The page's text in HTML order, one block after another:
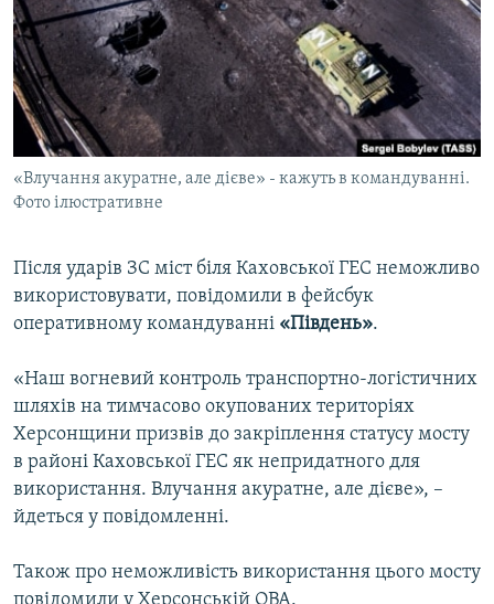
ДЕПОРТАЦІЯ
ВІДЕОУРОКИ «ELIFBE»
СВІДЧЕННЯ ОКУПАЦІЇ
УКРАЇНСЬКА ПРОБЛЕМА КРИМУ
ІНФОГРАФІКА
ЯК ОБІЙТИ БЛОКУВАННЯ
Русский
Qırımtatar
ДОЛУЧАЙСЯ!
Усі сайти RFE/RL
«Влучання акуратне, але дієве» - кажуть в командуванні.
Фото ілюстративне
Після ударів ЗС міст біля Каховської ГЕС неможливо
використовувати, повідомили в фейсбук
оперативному командуванні «Південь».
«Наш вогневий контроль транспортно-логістичних
шляхів на тимчасово окупованих територіях
Херсонщини призвів до закріплення статусу мосту
в районі Каховської ГЕС як непридатного для
використання. Влучання акуратне, але дієве», –
йдеться у повідомленні.
Також про неможливість використання цього мосту